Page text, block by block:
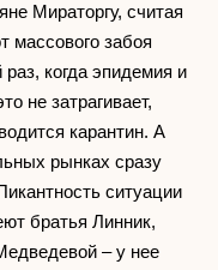
Мираторгу, считая
массового забоя
когда эпидемия и
не затрагивает,
карантин. А
рынках сразу
ситуации
братья Линник,
– у нее